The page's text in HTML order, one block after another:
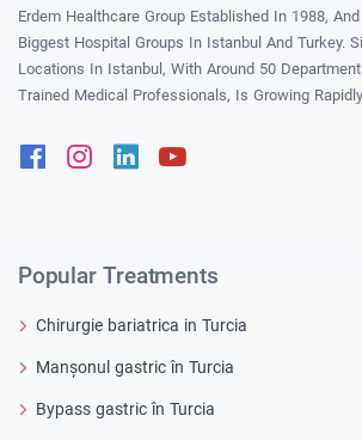
Erdem Healthcare Group Established In 1988,
Biggest Hospital Groups In Istanbul And Turkey.
Locations In Istanbul, With Around 50
Trained Medical Professionals, Is Growing
FacebookInstagram
Linkedin
Popular Treatments
Chirurgie bariatrica in Turcia
Manșonul gastric în Turcia
Bypass gastric în Turcia